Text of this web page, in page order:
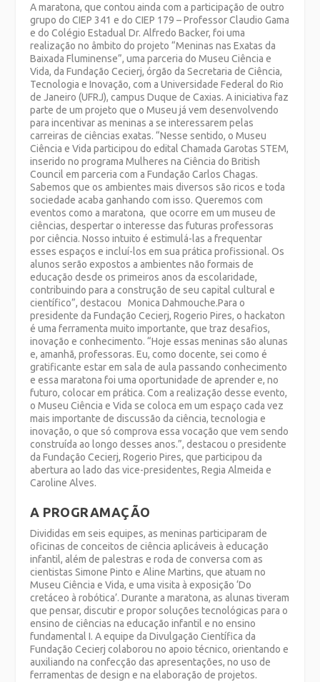
A maratona, que contou ainda com a participação de outro
grupo do CIEP 341 e do CIEP 179 – Professor Claudio Gama
e do Colégio Estadual Dr. Alfredo Backer, foi uma
realização no âmbito do projeto “Meninas nas Exatas da
Baixada Fluminense”, uma parceria do Museu Ciência e
Vida, da Fundação Cecierj, órgão da Secretaria de Ciência,
Tecnologia e Inovação, com a Universidade Federal do Rio
de Janeiro (UFRJ), campus Duque de Caxias. A iniciativa faz
parte de um projeto que o Museu já vem desenvolvendo
para incentivar as meninas a se interessarem pelas
carreiras de ciências exatas. “Nesse sentido, o Museu
Ciência e Vida participou do edital Chamada Garotas STEM,
inserido no programa Mulheres na Ciência do British
Council em parceria com a Fundação Carlos Chagas.
Sabemos que os ambientes mais diversos são ricos e toda
sociedade acaba ganhando com isso. Queremos com
eventos como a maratona, que ocorre em um museu de
ciências, despertar o interesse das futuras professoras
por ciência. Nosso intuito é estimulá-las a frequentar
esses espaços e incluí-los em sua prática profissional. Os
alunos serão expostos a ambientes não formais de
educação desde os primeiros anos da escolaridade,
contribuindo para a construção de seu capital cultural e
científico”, destacou Monica Dahmouche.Para o
presidente da Fundação Cecierj, Rogerio Pires, o hackaton
é uma ferramenta muito importante, que traz desafios,
inovação e conhecimento. “Hoje essas meninas são alunas
e, amanhã, professoras. Eu, como docente, sei como é
gratificante estar em sala de aula passando conhecimento
e essa maratona foi uma oportunidade de aprender e, no
futuro, colocar em prática. Com a realização desse evento,
o Museu Ciência e Vida se coloca em um espaço cada vez
mais importante de discussão da ciência, tecnologia e
inovação, o que só comprova essa vocação que vem sendo
construída ao longo desses anos.”, destacou o presidente
da Fundação Cecierj, Rogerio Pires, que participou da
abertura ao lado das vice-presidentes, Regia Almeida e
Caroline Alves.
A PROGRAMAÇÃO
Divididas em seis equipes, as meninas participaram de
oficinas de conceitos de ciência aplicáveis à educação
infantil, além de palestras e roda de conversa com as
cientistas Simone Pinto e Aline Martins, que atuam no
Museu Ciência e Vida, e uma visita à exposição ‘Do
cretáceo à robótica’. Durante a maratona, as alunas tiveram
que pensar, discutir e propor soluções tecnológicas para o
ensino de ciências na educação infantil e no ensino
fundamental I. A equipe da Divulgação Científica da
Fundação Cecierj colaborou no apoio técnico, orientando e
auxiliando na confecção das apresentações, no uso de
ferramentas de design e na elaboração de projetos.